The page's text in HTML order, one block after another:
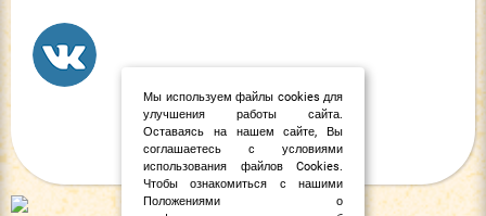
Мы используем файлы cookies для
улучшения работы сайта.
Оставаясь на нашем сайте, Вы
соглашаетесь с условиями
использования файлов Cookies.
Чтобы ознакомиться с нашими
Положениями о